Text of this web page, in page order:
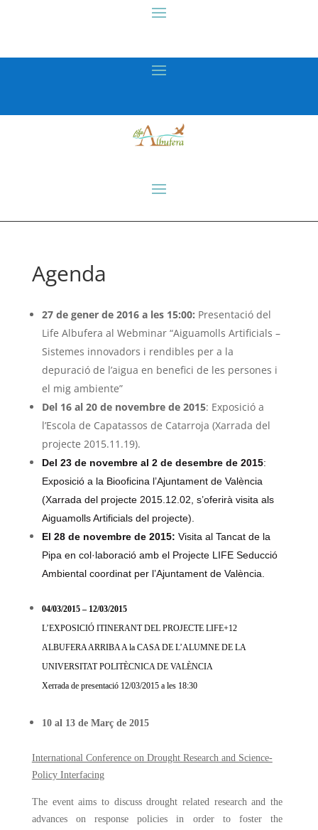
Agenda
27 de gener de 2016 a les 15:00: Presentació del
Life Albufera al Webminar “Aiguamolls Artificials –
Sistemes innovadors i rendibles per a la
depuració de l’aigua en benefici de les persones i
el mig ambiente”
Del 16 al 20 de novembre de 2015: Exposició a
l’Escola de Capatassos de Catarroja (Xarrada del
projecte 2015.11.19).
Del 23 de novembre al 2 de desembre de 2015:
Exposició a la Biooficina l’Ajuntament de València
(Xarrada del projecte 2015.12.02, s’oferirà visita als
Aiguamolls Artificials del projecte).
El 28 de novembre de 2015: Visita al Tancat de la
Pipa en col·laboració amb el Projecte LIFE Seducció
Ambiental coordinat per l’Ajuntament de València.
04/03/2015 – 12/03/2015
L’EXPOSICIÓ ITINERANT DEL PROJECTE LIFE+12
ALBUFERA ARRIBA A la CASA DE L’ALUMNE DE LA
UNIVERSITAT POLITÈCNICA DE VALÈNCIA
Xerrada de presentació 12/03/2015 a les 18:30
10 al 13 de Març de 2015
International Conference on Drought Research and Science-
Policy Interfacing
The event aims to discuss drought related research and the
advances on response policies in order to foster the